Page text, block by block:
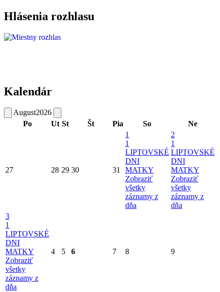
Hlásenia rozhlasu
Kalendár
August2026
Po
Ut St Št Pia So Ne
27 28 29 30 31
1
1
LIPTOVSKÉ
DNI
MATKY
Zobraziť
všetky
záznamy z
dňa
2
1
LIPTOVSKÉ
DNI
MATKY
Zobraziť
všetky
záznamy z
dňa
3
1
LIPTOVSKÉ
DNI
MATKY
Zobraziť
všetky
záznamy z
dňa
4 5 6 7 8 9